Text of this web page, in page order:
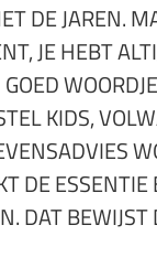
DE JAREN.
JE HEBT
KIDS,
DE
DAT BEWIJST